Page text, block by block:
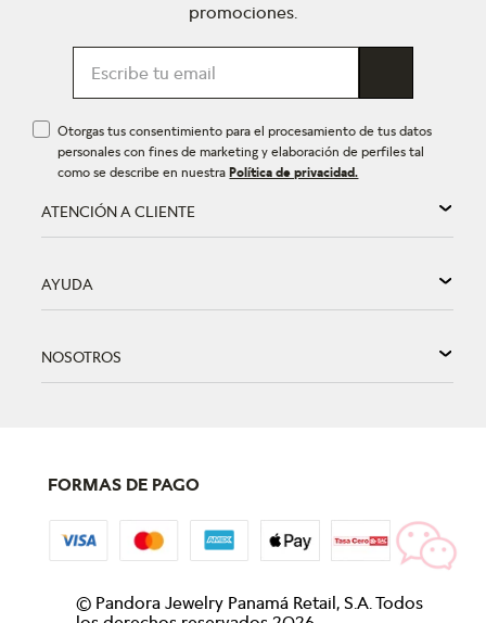
promociones.
Otorgas tus consentimiento para el procesamiento de tus datos
personales con fines de marketing y elaboración de perfiles tal
como se describe en nuestraPolítica de privacidad.
ATENCIÓN A CLIENTE
AYUDA
NOSOTROS
FORMAS DE PAGO
© Pandora Jewelry Panamá Retail, S.A. Todos